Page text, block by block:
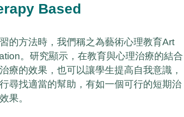
Based
的方法時，我們稱之為藝術心理教育Art
。研究顯示，在教育與心理治療的結合
療的效果，也可以讓學生提高自我意識，
尋找適當的幫助，有如一個可行的短期治
果。